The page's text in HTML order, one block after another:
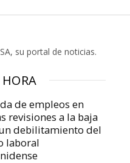
su portal de noticias.
de empleos en
revisiones a la baja
debilitamiento del
laboral